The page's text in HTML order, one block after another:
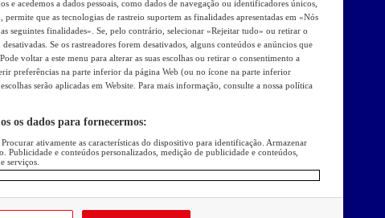
e acedemos a dados pessoais, como dados de navegação ou identificadores únicos,
que as tecnologias de rastreio suportem as finalidades apresentadas em «Nós
seguintes finalidades». Se, pelo contrário, selecionar «Rejeitar tudo» ou retirar o
Se os rastreadores forem desativados, alguns conteúdos e anúncios que
voltar a este menu para alterar as suas escolhas ou retirar o consentimento a
preferências na parte inferior da página Web (ou no ícone na parte inferior
serão aplicadas em Website. Para mais informação, consulte a nossa política
os dados para fornecermos:
ativamente as características do dispositivo para identificação. Armazenar
Publicidade e conteúdos personalizados, medição de publicidade e conteúdos,
serviços.